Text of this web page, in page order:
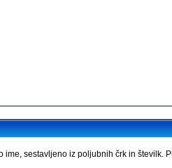
sestavljeno iz poljubnih črk in številk.